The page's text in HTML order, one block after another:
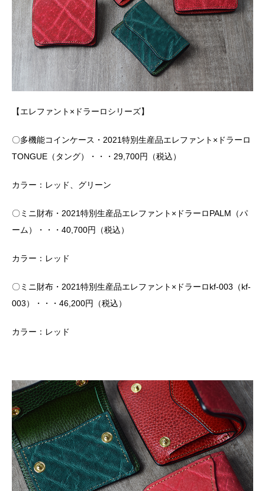
【エレファント×ドラーロシリーズ】
〇多機能コインケース・2021特別生産品エレファント×ドラーロ
TONGUE（タング）・・・29,700円（税込）
カラー：レッド、グリーン
〇ミニ財布・2021特別生産品エレファント×ドラーロPALM（パ
ーム）・・・40,700円（税込）
カラー：レッド
〇ミニ財布・2021特別生産品エレファント×ドラーロkf-003（kf-
003）・・・46,200円（税込）
カラー：レッド